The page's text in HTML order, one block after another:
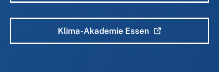
Klima-Akademie Essen